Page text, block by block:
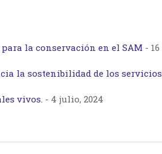
la conservación en el SAM - 16
la sostenibilidad de los servicios
vivos. - 4 julio, 2024